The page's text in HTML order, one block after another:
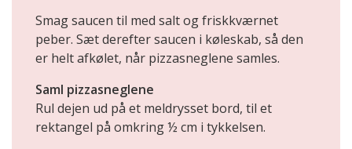
Smag saucen til med salt og friskkværnet
peber. Sæt derefter saucen i køleskab, så den
er helt afkølet, når pizzasneglene samles.
Saml pizzasneglene
Rul dejen ud på et meldrysset bord, til et
rektangel på omkring ½ cm i tykkelsen.